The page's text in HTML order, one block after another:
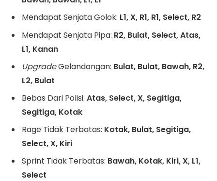
Mendapat Senjata Golok: L1, X, R1, R1, Select, R2
Mendapat Senjata Pipa: R2, Bulat, Select, Atas,
L1, Kanan
UpgradeGelandangan: Bulat, Bulat, Bawah, R2,
L2, Bulat
Bebas Dari Polisi: Atas, Select, X, Segitiga,
Segitiga, Kotak
Rage Tidak Terbatas: Kotak, Bulat, Segitiga,
Select, X, Kiri
Sprint Tidak Terbatas: Bawah, Kotak, Kiri, X, L1,
Select